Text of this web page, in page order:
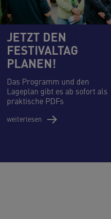
JETZT DEN
FESTIVALTAG
PLANEN!
Das Programm und den
Lageplan gibt es ab sofort als
praktische PDFs
weiterlesen